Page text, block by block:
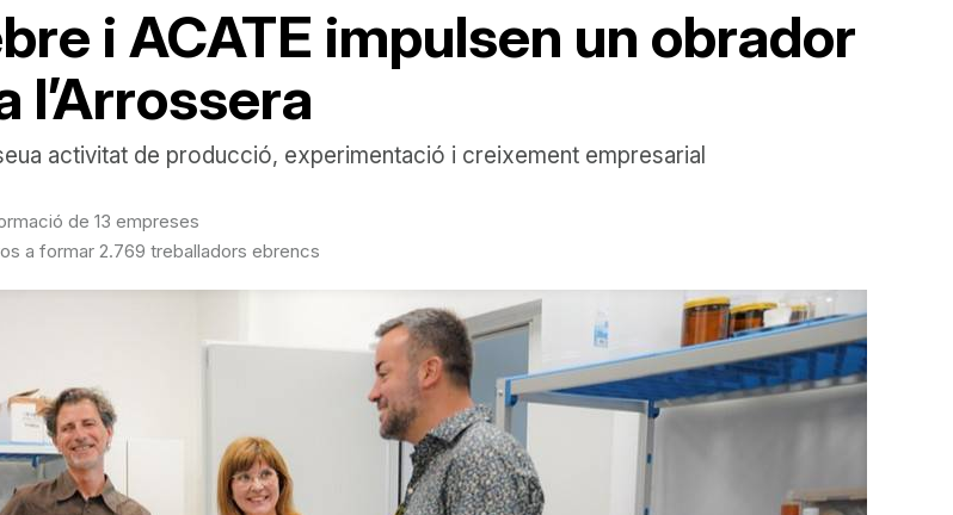
i ACATE impulsen un obrador
l’Arrossera
activitat de producció, experimentació i creixement empresarial
de 13 empreses
a formar 2.769 treballadors ebrencs